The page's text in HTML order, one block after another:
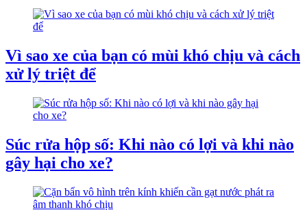
Vì sao xe của bạn có mùi khó chịu và cách
xử lý triệt để
Súc rửa hộp số: Khi nào có lợi và khi nào
gây hại cho xe?